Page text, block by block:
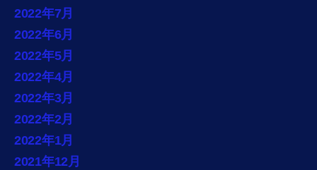
2022年7月
2022年6月
2022年5月
2022年4月
2022年3月
2022年2月
2022年1月
2021年12月